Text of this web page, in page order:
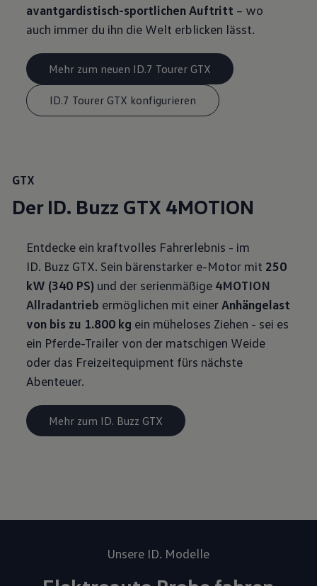
avantgardistisch-sportlichen Auftritt – wo
auch immer du ihn die Welt erblicken lässt.
Mehr zum neuen ID.7 Tourer GTX
ID.7 Tourer GTX konfigurieren
GTX
Der ID. Buzz GTX 4MOTION
Entdecke ein kraftvolles Fahrerlebnis - im
ID. Buzz GTX. Sein bärenstarker e-Motor mit 250
kW (340 PS) und der serienmäßige 4MOTION
Allradantrieb ermöglichen mit einerAnhängelast
von bis zu 1.800 kg ein müheloses Ziehen - sei es
ein Pferde-Trailer von der matschigen Weide
oder das Freizeitequipment fürs nächste
Abenteuer.
Mehr zum ID. Buzz GTX
Unsere ID. Modelle